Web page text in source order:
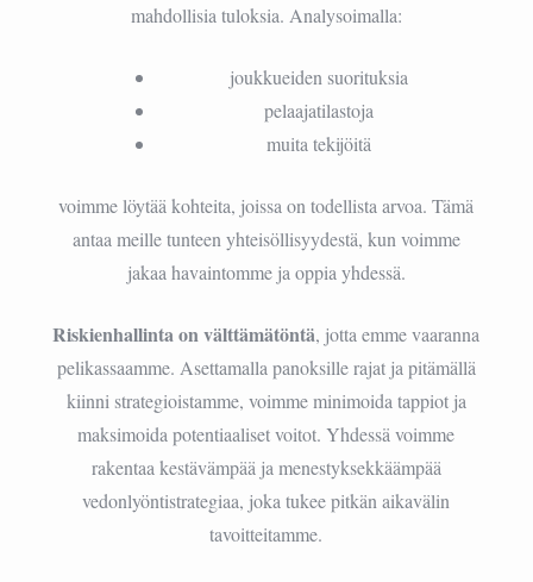
mahdollisia tuloksia. Analysoimalla:
joukkueiden suorituksia
pelaajatilastoja
muita tekijöitä
voimme löytää kohteita, joissa on todellista arvoa. Tämä
antaa meille tunteen yhteisöllisyydestä, kun voimme
jakaa havaintomme ja oppia yhdessä.
Riskienhallinta on välttämätöntä, jotta emme vaaranna
pelikassaamme. Asettamalla panoksille rajat ja pitämällä
kiinni strategioistamme, voimme minimoida tappiot ja
maksimoida potentiaaliset voitot. Yhdessä voimme
rakentaa kestävämpää ja menestyksekkäämpää
vedonlyöntistrategiaa, joka tukee pitkän aikavälin
tavoitteitamme.